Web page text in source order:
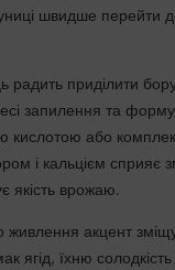
швидше перейти
радить приділити
запилення та
кислотою або
і кальцієм сприяє
якість врожаю.
живлення акцент
ягід, їхню солодкість